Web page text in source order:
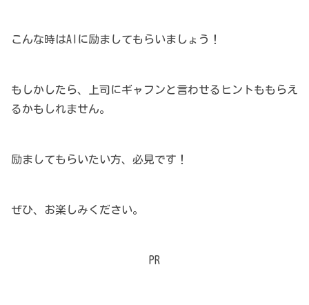
こんな時はAIに励ましてもらいましょう！
もしかしたら、上司にギャフンと言わせるヒントももらえ
るかもしれません。
励ましてもらいたい方、必見です！
ぜひ、お楽しみください。
PR